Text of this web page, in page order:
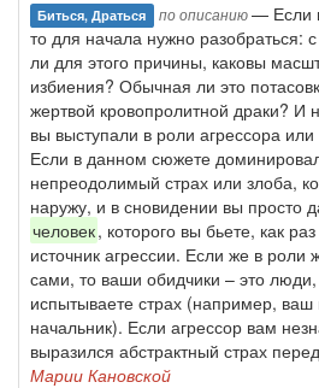
Биться, Драться по описанию— Если
то для начала нужно разобраться:
ли для этого причины, каковы
избиения? Обычная ли это
жертвой кровопролитной драки? И
вы выступали в роли агрессора
Если в данном сюжете
непреодолимый страх или злоба,
наружу, и в сновидении вы просто
человек, которого вы бьете, как
источник агрессии. Если же в роли
сами, то ваши обидчики – это
испытываете страх (например, ваш
начальник). Если агрессор вам
выразился абстрактный страх
Марии Кановской